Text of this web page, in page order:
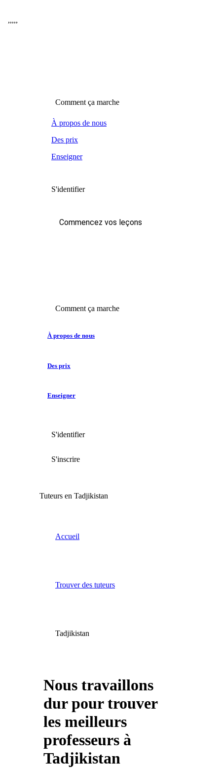
,,,,,
Comment ça marche
À propos de nous
Des prix
Enseigner
S'identifier
Commencez vos leçons
Comment ça marche
À propos de nous
Des prix
Enseigner
S'identifier
S'inscrire
Tuteurs en Tadjikistan
Accueil
Trouver des tuteurs
Tadjikistan
Nous travaillons
dur pour trouver
les meilleurs
professeurs à
Tadjikistan